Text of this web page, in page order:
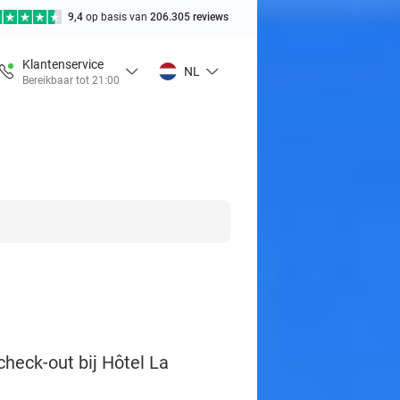
9,4 op basis van 206.305 reviews
Klantenservice
Bereikbaar tot 21:00
NL
out bij Hôtel La